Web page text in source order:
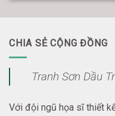
CHIA SẺ CỘNG ĐỒNG
Tranh Sơn Dầu
Với đội ngũ họa sĩ thiết